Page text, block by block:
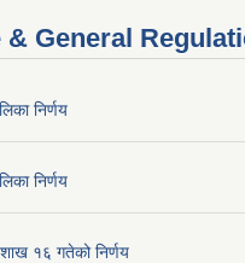
& General
निर्णय
निर्णय
१६ गतेको निर्णय